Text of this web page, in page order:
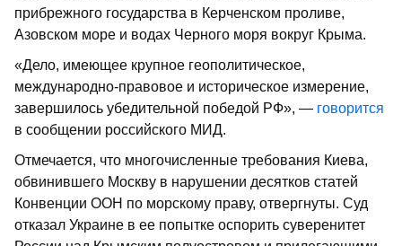
прибрежного государства в Керченском проливе,
Азовском море и водах Черного моря вокруг Крыма.
«Дело, имеющее крупное геополитическое,
международно-правовое и историческое измерение,
завершилось убедительной победой РФ», — говорится
в сообщении российского МИД.
Отмечается, что многочисленные требования Киева,
обвинившего Москву в нарушении десятков статей
Конвенции ООН по морскому праву, отвергнуты. Суд
отказал Украине в ее попытке оспорить суверенитет